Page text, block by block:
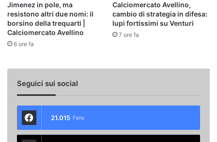
Jimenez in pole, ma
resistono altri due nomi: il
borsino della trequarti |
Calciomercato Avellino
6 ore fa
Calciomercato Avellino,
cambio di strategia in difesa:
lupi fortissimi su Venturi
7 ore fa
Seguici sui social
21.015 Fans